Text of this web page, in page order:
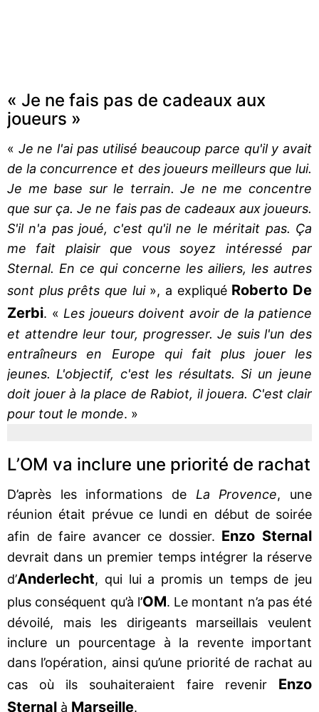
« Je ne fais pas de cadeaux aux
joueurs »
« Je ne l'ai pas utilisé beaucoup parce qu'il y avait
de la concurrence et des joueurs meilleurs que lui.
Je me base sur le terrain. Je ne me concentre
que sur ça. Je ne fais pas de cadeaux aux joueurs.
S'il n'a pas joué, c'est qu'il ne le méritait pas. Ça
me fait plaisir que vous soyez intéressé par
Sternal. En ce qui concerne les ailiers, les autres
sont plus prêts que lui », a expliqué Roberto De
Zerbi. « Les joueurs doivent avoir de la patience
et attendre leur tour, progresser. Je suis l'un des
entraîneurs en Europe qui fait plus jouer les
jeunes. L'objectif, c'est les résultats. Si un jeune
doit jouer à la place de Rabiot, il jouera. C'est clair
pour tout le monde. »
L’OM va inclure une priorité de rachat
D’après les informations de La Provence, une
réunion était prévue ce lundi en début de soirée
afin de faire avancer ce dossier. Enzo Sternal
devrait dans un premier temps intégrer la réserve
d’Anderlecht, qui lui a promis un temps de jeu
plus conséquent qu’à l’OM. Le montant n’a pas été
dévoilé, mais les dirigeants marseillais veulent
inclure un pourcentage à la revente important
dans l’opération, ainsi qu’une priorité de rachat au
cas où ils souhaiteraient faire revenir Enzo
Sternal à Marseille.